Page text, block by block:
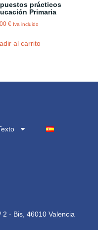
prácticos
Primaria
€ Iva incluido
al carrito
2 - Bis, 46010 Valencia